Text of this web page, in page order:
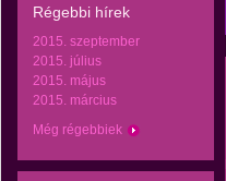
Régebbi hírek
2015. szeptember
2015. július
2015. május
2015. március
Még régebbiek